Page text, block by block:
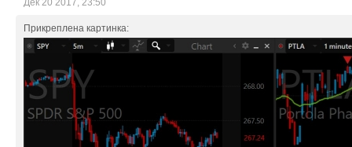
Дек 20 2017, 23:50
Прикреплена картинка: